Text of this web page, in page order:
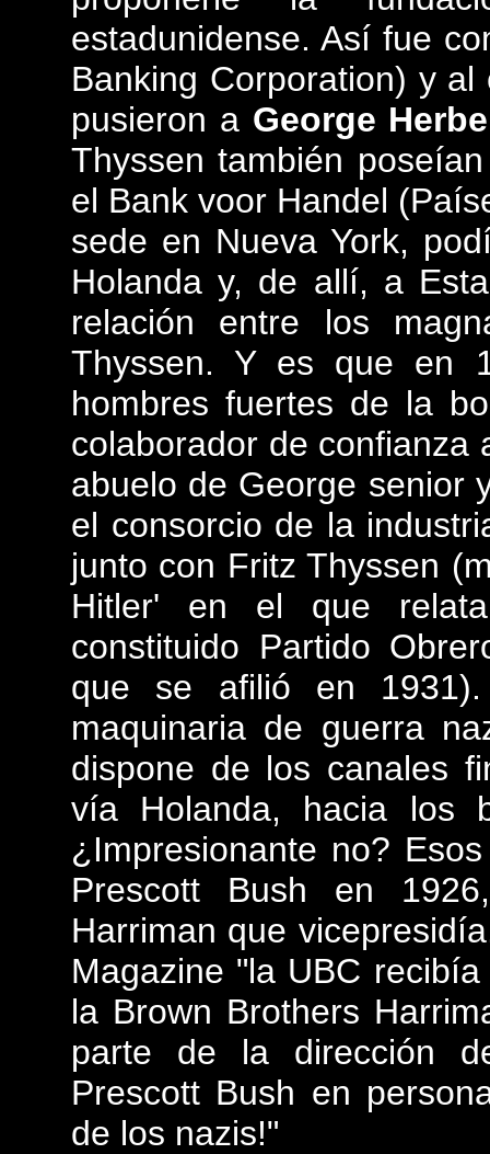
estadunidense. Así fue
Banking Corporation) y
pusieron a George
Thyssen también
el Bank voor Handel
sede en Nueva York,
Holanda y, de allí, a
relación entre los
Thyssen. Y es que en
hombres fuertes de la
colaborador de confianza
abuelo de George senior
el consorcio de la
junto con Fritz Thyssen
Hitler' en el que
constituido Partido
que se afilió en
maquinaria de guerra
dispone de los canales
vía Holanda, hacia los
¿Impresionante no?
Prescott Bush en
Harriman que
Magazine "la UBC
la Brown Brothers
parte de la dirección
Prescott Bush en
de los nazis!"